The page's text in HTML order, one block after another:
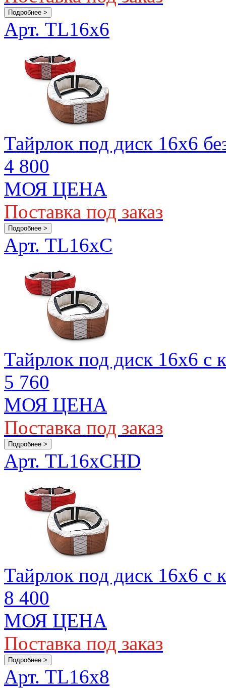
Подробнее >
Арт. TL16x6
Тайрлок под диск 16х6
4 800
МОЯ ЦЕНА
Поставка под заказ
Подробнее >
Арт. TL16xC
Тайрлок под диск 16х6 с
5 760
МОЯ ЦЕНА
Поставка под заказ
Подробнее >
Арт. TL16xCHD
Тайрлок под диск 16х6 с
8 400
МОЯ ЦЕНА
Поставка под заказ
Подробнее >
Арт. TL16x8